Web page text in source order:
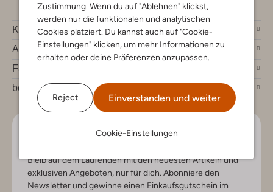
Zustimmung. Wenn du auf "Ablehnen" klickst,
werden nur die funktionalen und analytischen
Cookies platziert. Du kannst auch auf "Cookie-
Einstellungen" klicken, um mehr Informationen zu
erhalten oder deine Präferenzen anzupassen.
Reject Einverstanden und weiter
Cookie-Einstellungen
Kundenservice
Account
Fashion News
bei Omoda
Lass uns in Kontakt bleiben
Bleib auf dem Laufenden mit den neuesten Artikeln und
exklusiven Angeboten, nur für dich. Abonniere den
Newsletter und gewinne einen Einkaufsgutschein im